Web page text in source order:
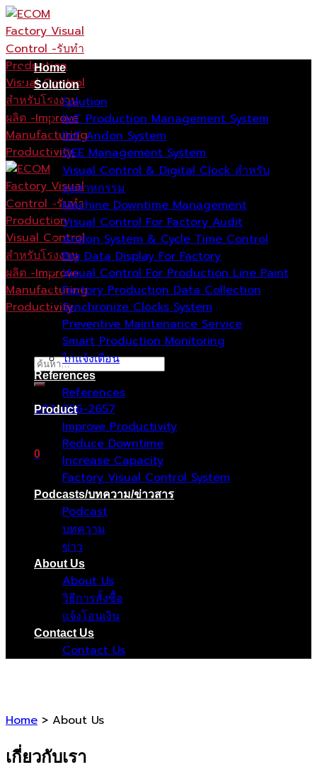
Skip
to
content
ค้นหา:
083-096-2657
0
ตะกร้าสินค้า
ไม่มีสินค้าในตะกร้า
Home
Solution
Solution
IIoT Production Management System
IIoT Andon System
OEE Management System
Visual Control & Digital Clock สำหรับ
อุตสาหกรรม
Machine Downtime Management
Visual Control For Factory Audit
Andon System & Cycle Time Control
Big Data Display For Factory
Visual Control For Production Line Paint
Factory Production Data Collection
Synchronize Clocks System
Preventive Maintenance Service
Smart Production Monitoring
ไก่แจ้งเตือน
References
References
Product
Improve Productivity
Reduce Downtime
Increase Capacity
Factory Visual Control System
Podcasts/บทความ/ข่าวสาร
Podcast
บทความ
ข่าว
About Us
About Us
วิธีการสั้งซื้อ
แจ้งโอนเงิน
Contact Us
Contact Us
Home > About Us
เกี่ยวกับเรา